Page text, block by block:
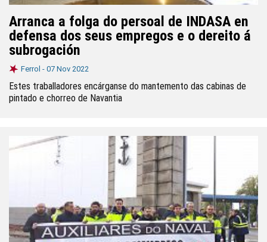
Arranca a folga do persoal de INDASA en
defensa dos seus empregos e o dereito á
subrogación
Ferrol - 07 Nov 2022
Estes traballadores encárganse do mantemento das cabinas de
pintado e chorreo de Navantia